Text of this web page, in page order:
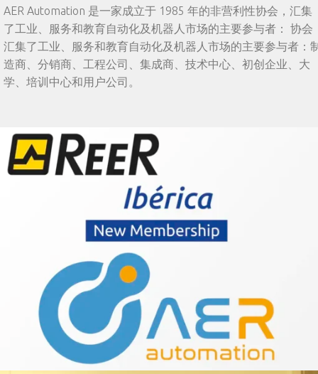
AER Automation 是一家成立于 1985 年的非营利性协会，汇集
了工业、服务和教育自动化及机器人市场的主要参与者： 协会
汇集了工业、服务和教育自动化及机器人市场的主要参与者：
造商、分销商、工程公司、集成商、技术中心、初创企业、大
学、培训中心和用户公司。